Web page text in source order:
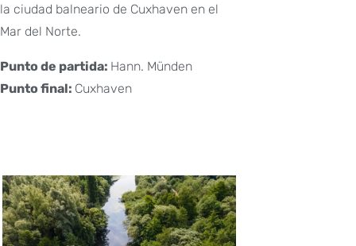
la ciudad balneario de Cuxhaven en el
Mar del Norte.
Punto de partida: Hann. Münden
Punto final: Cuxhaven